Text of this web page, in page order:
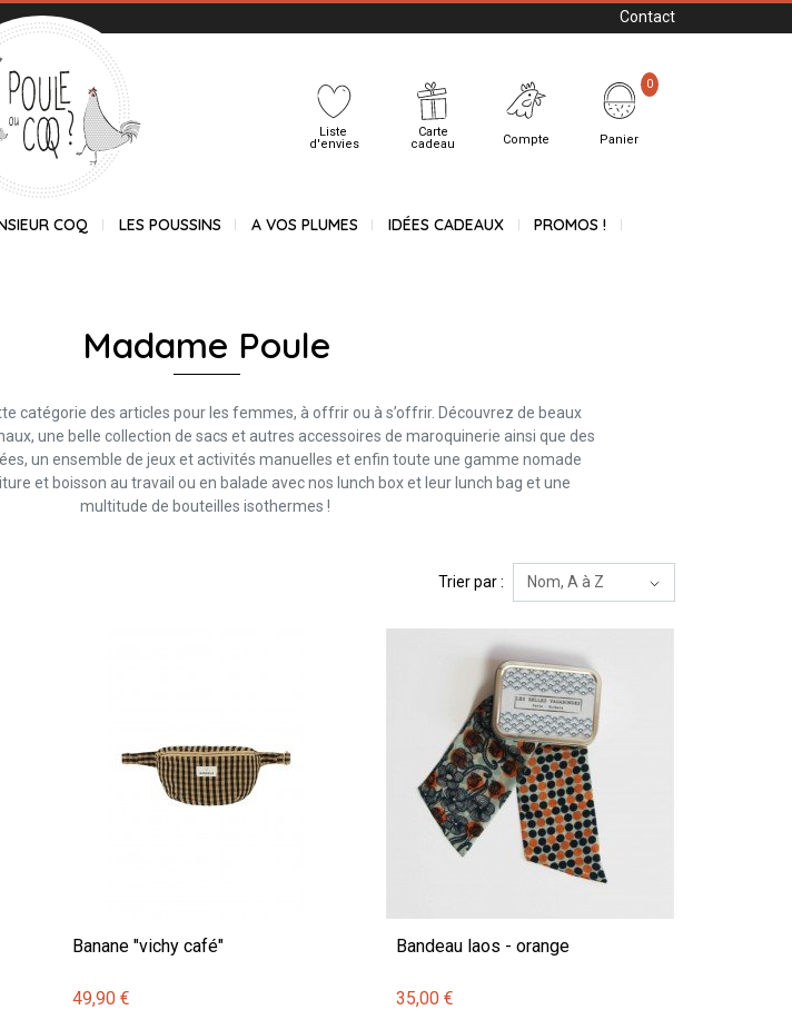
Contact
Liste
d'envies
Carte
cadeau
Compte Panier
0
COQ LES POUSSINS A VOS PLUMES IDÉES CADEAUX PROMOS !
Madame Poule
catégorie des articles pour les femmes, à offrir ou à s’offrir. Découvrez de beaux
une belle collection de sacs et autres accessoires de maroquinerie ainsi que des
un ensemble de jeux et activités manuelles et enfin toute une gamme nomade
et boisson au travail ou en balade avec nos lunch box et leur lunch bag et une
multitude de bouteilles isothermes !
Trier par :
Banane "vichy café"
49,90 €
Bandeau laos - orange
35,00 €